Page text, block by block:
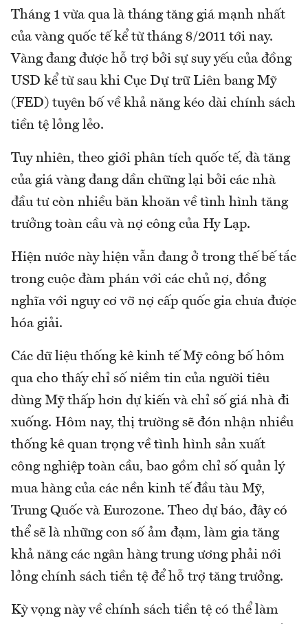
Tháng 1 vừa qua là tháng tăng giá mạnh nhất
của vàng quốc tế kể từ tháng 8/2011 tới nay.
Vàng đang được hỗ trợ bởi sự suy yếu của đồng
USD kể từ sau khi Cục Dự trữ Liên bang Mỹ
(FED) tuyên bố về khả năng kéo dài chính sách
tiền tệ lỏng lẻo.
Tuy nhiên, theo giới phân tích quốc tế, đà tăng
của giá vàng đang dần chững lại bởi các nhà
đầu tư còn nhiều băn khoăn về tình hình tăng
trưởng toàn cầu và nợ công của Hy Lạp.
Hiện nước này hiện vẫn đang ở trong thế bế tắc
trong cuộc đàm phán với các chủ nợ, đồng
nghĩa với nguy cơ vỡ nợ cấp quốc gia chưa được
hóa giải.
Các dữ liệu thống kê kinh tế Mỹ công bố hôm
qua cho thấy chỉ số niềm tin của người tiêu
dùng Mỹ thấp hơn dự kiến và chỉ số giá nhà đi
xuống. Hôm nay, thị trường sẽ đón nhận nhiều
thống kê quan trọng về tình hình sản xuất
công nghiệp toàn cầu, bao gồm chỉ số quản lý
mua hàng của các nền kinh tế đầu tàu Mỹ,
Trung Quốc và Eurozone. Theo dự báo, đây có
thể sẽ là những con số ảm đạm, làm gia tăng
khả năng các ngân hàng trung ương phải nới
lỏng chính sách tiền tệ để hỗ trợ tăng trưởng.
Kỳ vọng này về chính sách tiền tệ có thể làm